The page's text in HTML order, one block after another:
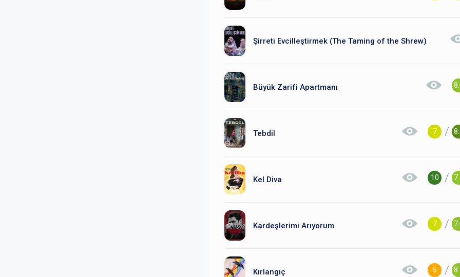
Şirreti Evcilleştirmek (The Taming of the Shrew)
Büyük Zarifi Apartmanı
/
7
Tebdil
/
10
Kel Diva
/
7
Kardeşlerimi Arıyorum
/
5
Kırlangıç